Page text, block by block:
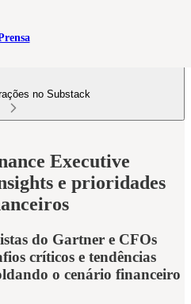
no Substack
Executive
e prioridades
do Gartner e CFOs
críticos e tendências
o cenário financeiro